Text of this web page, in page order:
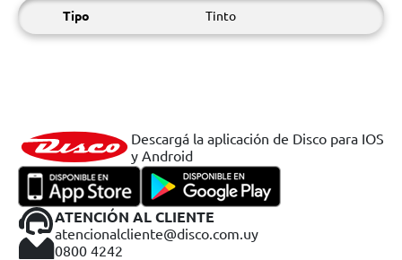
Tipo Tinto
Descargá la aplicación de Disco para IOS
y Android
ATENCIÓN AL CLIENTE
atencionalcliente@disco.com.uy
0800 4242